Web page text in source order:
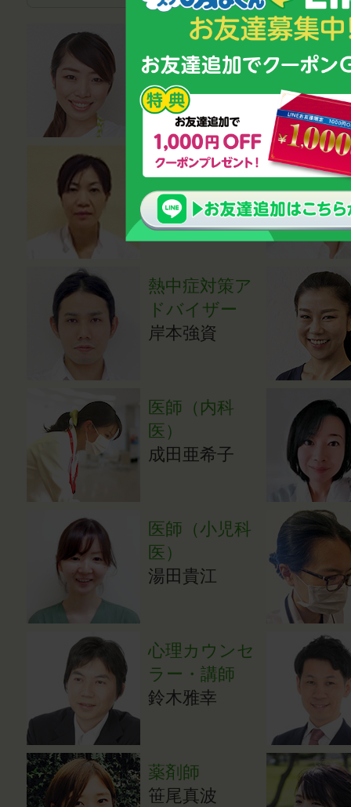
管理栄養士
磯村優貴恵
医学博士
小川登志子
熱中症対策ア
ドバイザー
岸本強資
医師（内科
医）
成田亜希子
医師（小児科
医）
湯田貴江
心理カウンセ
ラー・講師
鈴木雅幸
薬剤師
笹尾真波